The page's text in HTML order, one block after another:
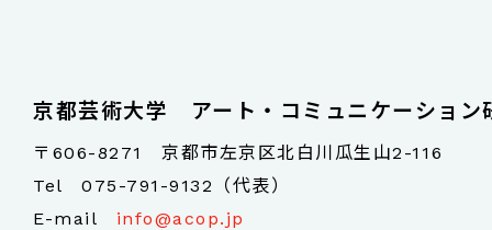
京都芸術大学 アート・コミュニケーション
〒606-8271 京都市左京区北白川瓜生山2-116
Tel075-791-9132（代表）
E-mail info@acop.jp